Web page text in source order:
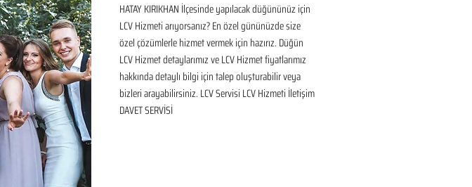
HATAY KIRIKHAN İlçesinde yapılacak düğününüz için
LCV Hizmeti arıyorsanız? En özel gününüzde size
özel çözümlerle hizmet vermek için hazırız. Düğün
LCV Hizmet detaylarımız ve LCV Hizmet fiyatlarımız
hakkında detaylı bilgi için talep oluşturabilir veya
bizleri arayabilirsiniz. LCV Servisi LCV Hizmeti İletişim
DAVET SERVİSİ